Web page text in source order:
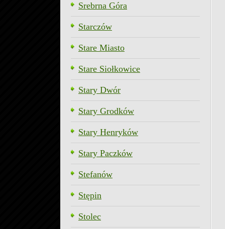
Srebrna Góra
Starczów
Stare Miasto
Stare Siołkowice
Stary Dwór
Stary Grodków
Stary Henryków
Stary Paczków
Stefanów
Stępin
Stolec